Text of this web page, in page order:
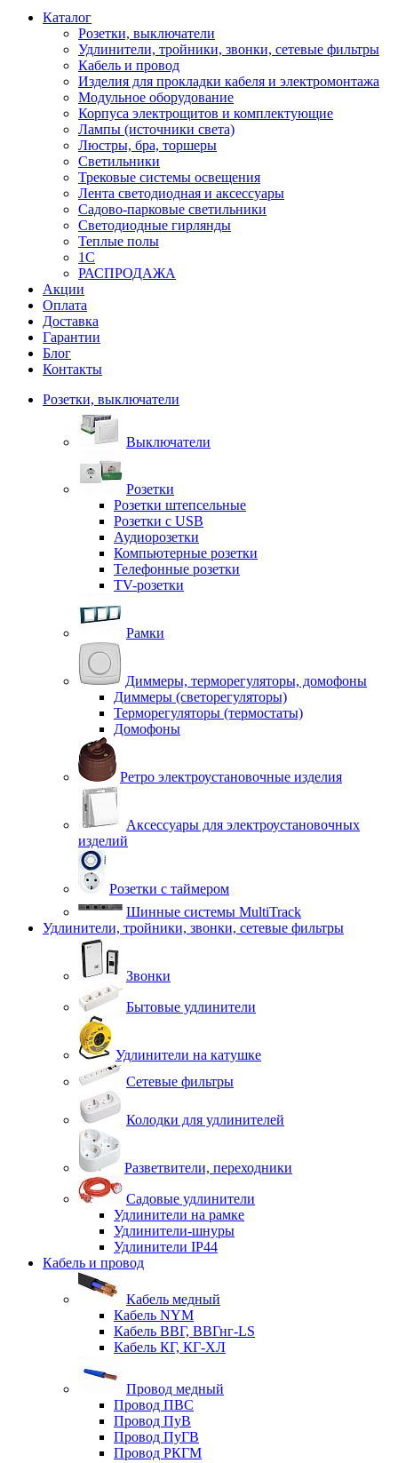
Каталог
Розетки, выключатели
Удлинители, тройники, звонки, сетевые фильтры
Кабель и провод
Изделия для прокладки кабеля и электромонтажа
Модульное оборудование
Корпуса электрощитов и комплектующие
Лампы (источники света)
Люстры, бра, торшеры
Светильники
Трековые системы освещения
Лента светодиодная и аксессуары
Садово-парковые светильники
Светодиодные гирлянды
Теплые полы
1С
РАСПРОДАЖА
Акции
Оплата
Доставка
Гарантии
Блог
Контакты
Розетки, выключатели
Выключатели
Розетки
Розетки штепсельные
Розетки с USB
Аудиорозетки
Компьютерные розетки
Телефонные розетки
TV-розетки
Рамки
Диммеры, терморегуляторы, домофоны
Диммеры (светорегуляторы)
Терморегуляторы (термостаты)
Домофоны
Ретро электроустановочные изделия
Аксессуары для электроустановочных
изделий
Розетки с таймером
Шинные системы MultiTrack
Удлинители, тройники, звонки, сетевые фильтры
Звонки
Бытовые удлинители
Удлинители на катушке
Сетевые фильтры
Колодки для удлинителей
Разветвители, переходники
Садовые удлинители
Удлинители на рамке
Удлинители-шнуры
Удлинители IP44
Кабель и провод
Кабель медный
Кабель NYM
Кабель ВВГ, ВВГнг-LS
Кабель КГ, КГ-ХЛ
Провод медный
Провод ПВС
Провод ПуВ
Провод ПуГВ
Провод РКГМ